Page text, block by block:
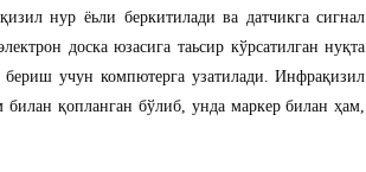
нур ёьли беркитилади ва датчикга сигнал
доска юзасига таьсир кўрсатилган нуқта
учун компютерга узатилади. Инфрақизил
билан қопланган бўлиб, унда маркер билан ҳам,